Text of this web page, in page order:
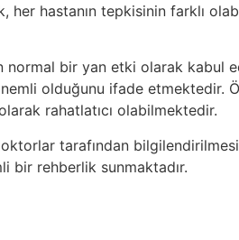
her hastanın tepkisinin farklı
normal bir yan etki olarak kabul
olduğunu ifade etmektedir.
rahatlatıcı olabilmektedir.
tarafından
bir rehberlik sunmaktadır.